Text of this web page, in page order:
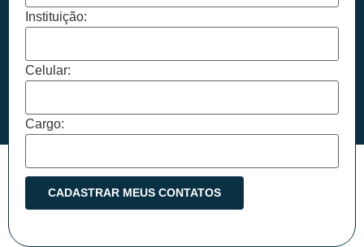
Instituição:
Celular:
Cargo: